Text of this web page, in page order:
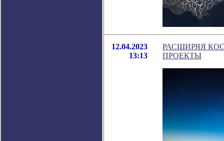
12.04.2023
13:13
РАСШИРЯЯ
ПРОЕКТЫ